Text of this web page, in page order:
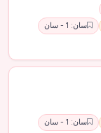
سان: 1 - سان
سان: 1 - سان